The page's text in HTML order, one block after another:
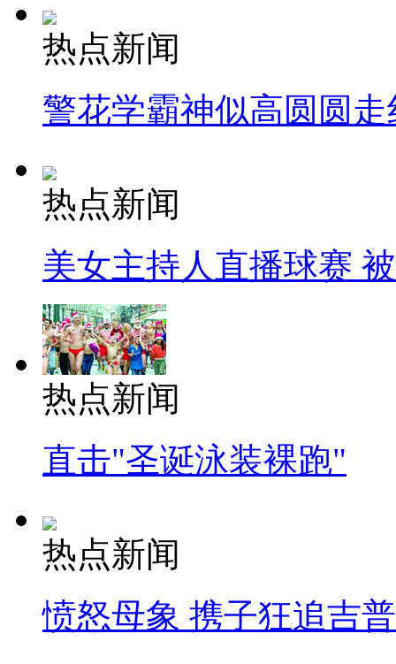
热点新闻
警花学霸神似高圆圆走
热点新闻
美女主持人直播球赛
热点新闻
直击"圣诞泳装裸跑"
热点新闻
愤怒母象 携子狂追吉